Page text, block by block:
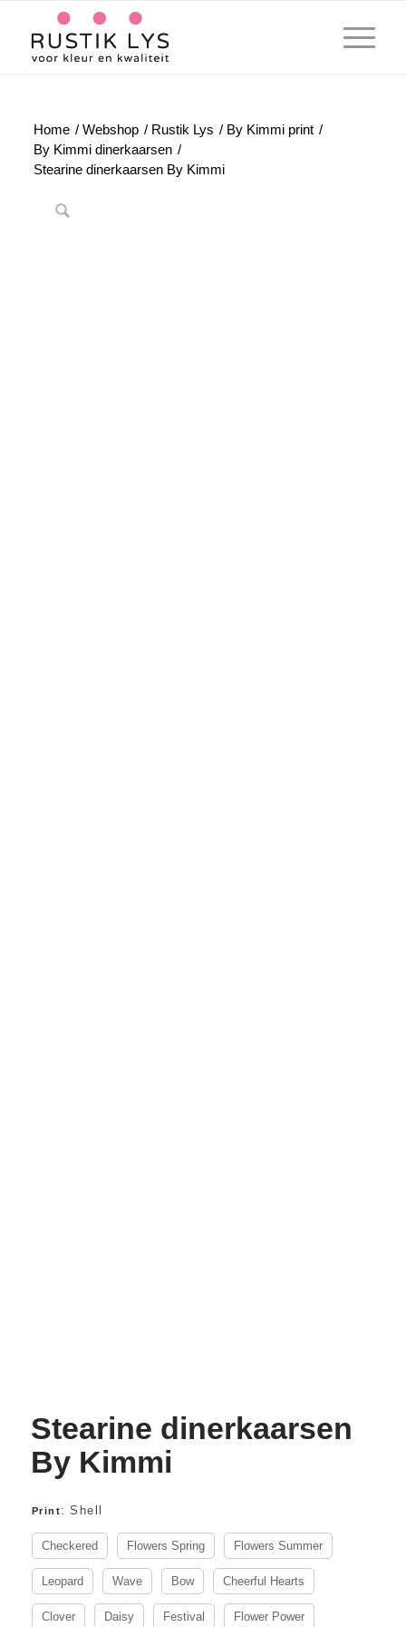
Home / Webshop / Rustik Lys / By Kimmi print /
By Kimmi dinerkaarsen /
Stearine dinerkaarsen By Kimmi
Stearine dinerkaarsen
By Kimmi
Print: Shell
Checkered Flowers Spring Flowers Summer
Leopard Wave Bow Cheerful Hearts
Clover Daisy Festival Flower Power